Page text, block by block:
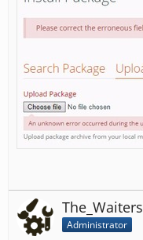
The_Waiters
Administrator